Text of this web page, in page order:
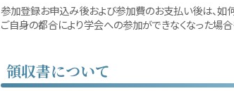
参加登録お申込み後および参加費のお支払い後は、如
ご自身の都合により学会への参加ができなくなった場合
領収書について